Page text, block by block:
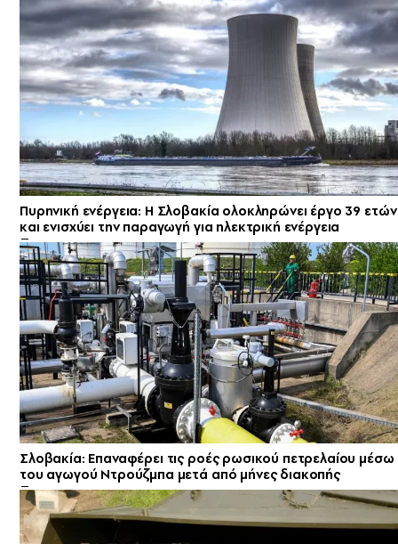
Πυρηνική ενέργεια: Η Σλοβακία ολοκληρώνει έργο 39 ετών
και ενισχύει την παραγωγή για ηλεκτρική ενέργεια
Σλοβακία: Επαναφέρει τις ροές ρωσικού πετρελαίου μέσω
του αγωγού Ντρούζμπα μετά από μήνες διακοπής